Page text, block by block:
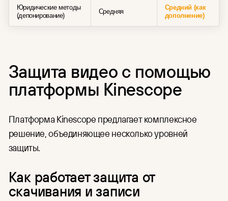
Юридические методы
(депонирование)
Средняя
Средний (как
дополнение)
Защита видео с помощью
платформы Kinescope
Платформа Kinescope предлагает комплексное
решение, объединяющее несколько уровней
защиты.
Как работает защита от
скачивания и записи